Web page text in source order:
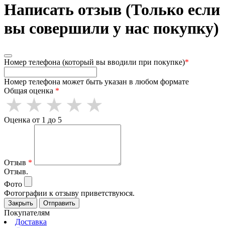
Написать отзыв (Только если
вы совершили у нас покупку)
Номер телефона (который вы вводили при покупке)*
Номер телефона может быть указан в любом формате
Общая оценка *
Оценка от 1 до 5
Отзыв *
Отзыв.
Фото
Фотографии к отзыву приветствуюся.
Закрыть Отправить
Покупателям
Доставка